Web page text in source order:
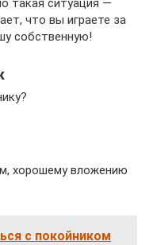
такая ситуация —
что вы играете за
собственную!
хорошему вложению
с покойником